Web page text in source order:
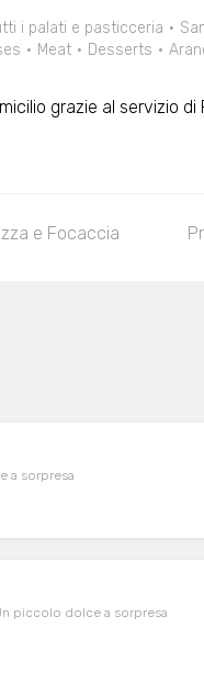
i palati e pasticceria
Meat Desserts
grazie al servizio di
e Focaccia
a sorpresa
piccolo dolce a sorpresa